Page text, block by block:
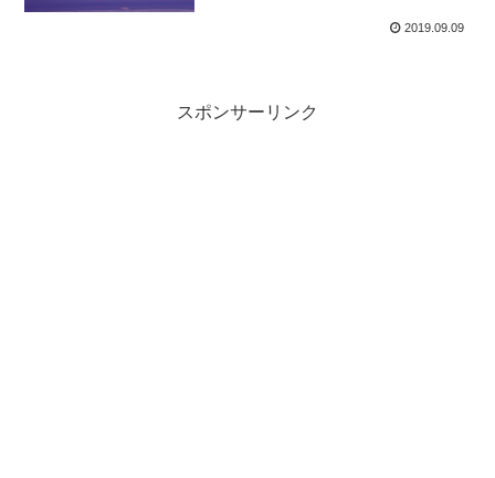
2019.09.09
スポンサーリンク